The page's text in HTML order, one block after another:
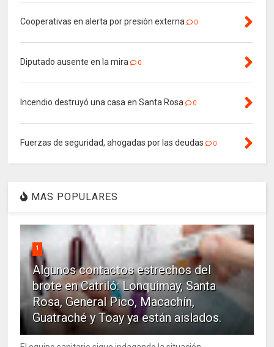
Cooperativas en alerta por presión externa 0
Diputado ausente en la mira 0
Incendio destruyó una casa en Santa Rosa 0
Fuerzas de seguridad, ahogadas por las deudas 0
MAS POPULARES
1
Algunos contactos estrechos del
brote en Catriló: Lonquimay, Santa
Rosa, General Pico, Macachín,
Guatraché y Toay ya están aislados.